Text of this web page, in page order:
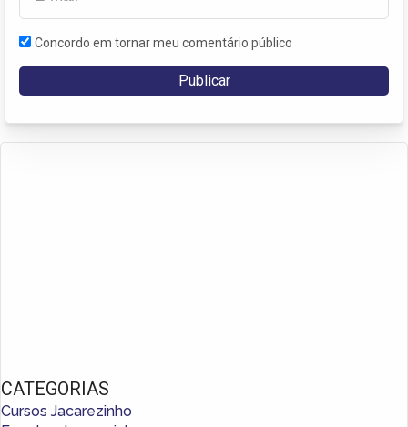
Concordo em tornar meu comentário público
CATEGORIAS
Cursos Jacarezinho